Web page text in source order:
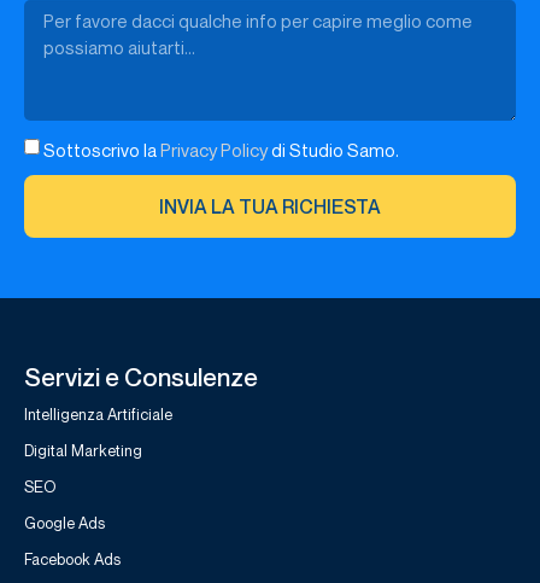
Sottoscrivo laPrivacy Policydi Studio Samo.
INVIA LA TUA RICHIESTA
Servizi e Consulenze
Intelligenza Artificiale
Digital Marketing
SEO
Google Ads
Facebook Ads